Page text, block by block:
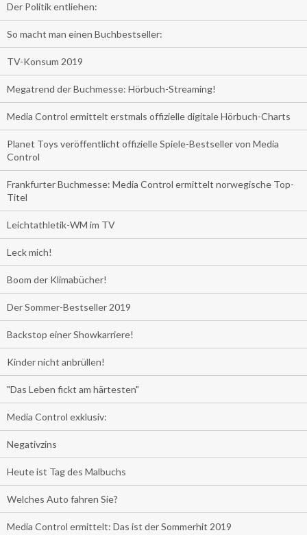
Der Politik entliehen:
So macht man einen Buchbestseller:
TV-Konsum 2019
Megatrend der Buchmesse: Hörbuch-Streaming!
Media Control ermittelt erstmals offizielle digitale Hörbuch-Charts
Planet Toys veröffentlicht offizielle Spiele-Bestseller von Media
Control
Frankfurter Buchmesse: Media Control ermittelt norwegische Top-
Titel
Leichtathletik-WM im TV
Leck mich!
Boom der Klimabücher!
Der Sommer-Bestseller 2019
Backstop einer Showkarriere!
Kinder nicht anbrüllen!
"Das Leben fickt am härtesten"
Media Control exklusiv:
Negativzins
Heute ist Tag des Malbuchs
Welches Auto fahren Sie?
Media Control ermittelt: Das ist der Sommerhit 2019